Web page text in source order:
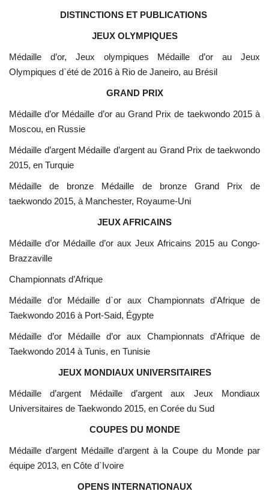
DISTINCTIONS ET PUBLICATIONS
JEUX OLYMPIQUES
Médaille d’or, Jeux olympiques Médaille d’or au Jeux
Olympiques d`été de 2016 à Rio de Janeiro, au Brésil
GRAND PRIX
Médaille d’or Médaille d’or au Grand Prix de taekwondo 2015 à
Moscou, en Russie
Médaille d’argent Médaille d’argent au Grand Prix de taekwondo
2015, en Turquie
Médaille de bronze Médaille de bronze Grand Prix de
taekwondo 2015, à Manchester, Royaume-Uni
JEUX AFRICAINS
Médaille d’or Médaille d’or aux Jeux Africains 2015 au Congo-
Brazzaville
Championnats d’Afrique
Médaille d’or Médaille d`or aux Championnats d’Afrique de
Taekwondo 2016 à Port-Said, Égypte
Médaille d’or Médaille d’or aux Championnats d’Afrique de
Taekwondo 2014 à Tunis, en Tunisie
JEUX MONDIAUX UNIVERSITAIRES
Médaille d’argent Médaille d’argent aux Jeux Mondiaux
Universitaires de Taekwondo 2015, en Corée du Sud
COUPES DU MONDE
Médaille d’argent Médaille d’argent à la Coupe du Monde par
équipe 2013, en Côte d`Ivoire
OPENS INTERNATIONAUX